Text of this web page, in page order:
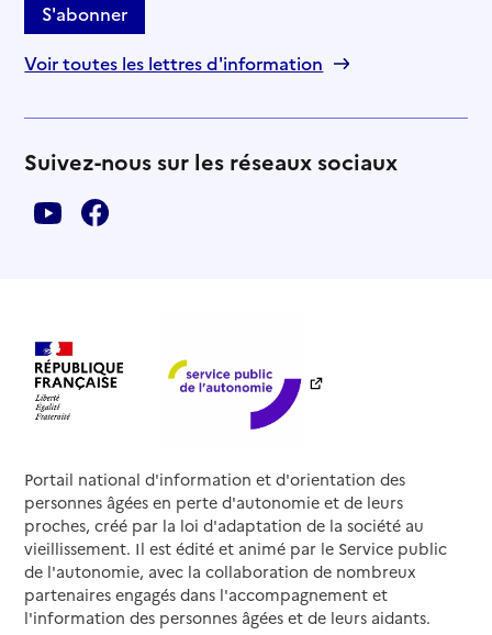
S'abonner
Voir toutes les lettres d'information
Suivez-nous sur les réseaux sociaux
Portail national d'information et d'orientation des
personnes âgées en perte d'autonomie et de leurs
proches, créé par la loi d'adaptation de la société au
vieillissement. Il est édité et animé par le Service public
de l'autonomie, avec la collaboration de nombreux
partenaires engagés dans l'accompagnement et
l'information des personnes âgées et de leurs aidants.